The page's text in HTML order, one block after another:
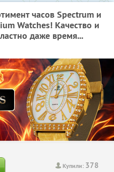
часов Spectrum и
Watches! Качество и
даже время...
Купили: 378